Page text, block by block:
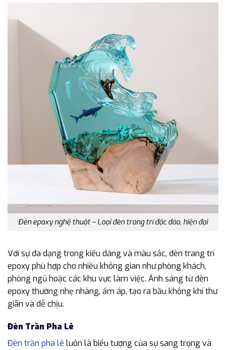
Đèn epoxy nghệ thuật – Loại đèn trang trí độc đáo, hiện đại
Với sự đa dạng trong kiểu dáng và màu sắc, đèn trang trí
epoxy phù hợp cho nhiều không gian như phòng khách,
phòng ngủ hoặc các khu vực làm việc. Ánh sáng từ đèn
epoxy thường nhẹ nhàng, ấm áp, tạo ra bầu không khí thư
giãn và dễ chịu.
Đèn Trần Pha Lê
Đèn trần pha lê luôn là biểu tượng của sự sang trọng và